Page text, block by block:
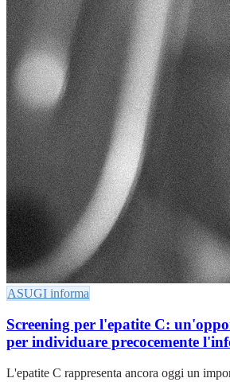
ASUGI informa
Screening per l'epatite C:
per individuare precocemente
L'epatite C rappresenta ancora oggi un